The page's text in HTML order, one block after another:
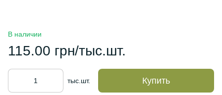
В наличии
115.00 грн/тыс.шт.
тыс.шт. Купить